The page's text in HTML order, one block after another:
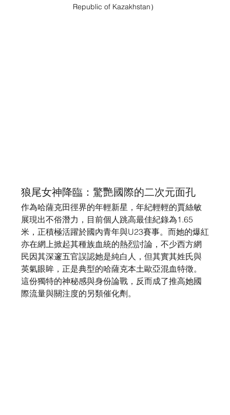
Republic of Kazakhstan）
狼尾女神降臨：驚艷國際的二次元面孔
作為哈薩克田徑界的年輕新星，年紀輕輕的賈絲敏
展現出不俗潛力，目前個人跳高最佳紀錄為1.65
米，正積極活躍於國內青年與U23賽事。而她的爆紅
亦在網上掀起其種族血統的熱烈討論，不少西方網
民因其深邃五官誤認她是純白人，但其實其姓氏與
英氣眼眸，正是典型的哈薩克本土歐亞混血特徵。
這份獨特的神秘感與身份論戰，反而成了推高她國
際流量與關注度的另類催化劑。